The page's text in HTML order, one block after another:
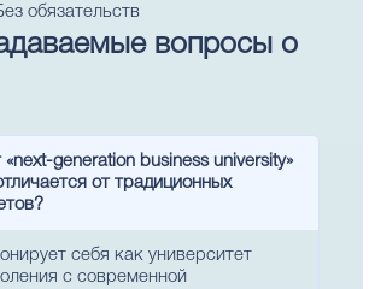
обязательств
вопросы о
«next-generation business university»
от традиционных
себя как университет
с современной